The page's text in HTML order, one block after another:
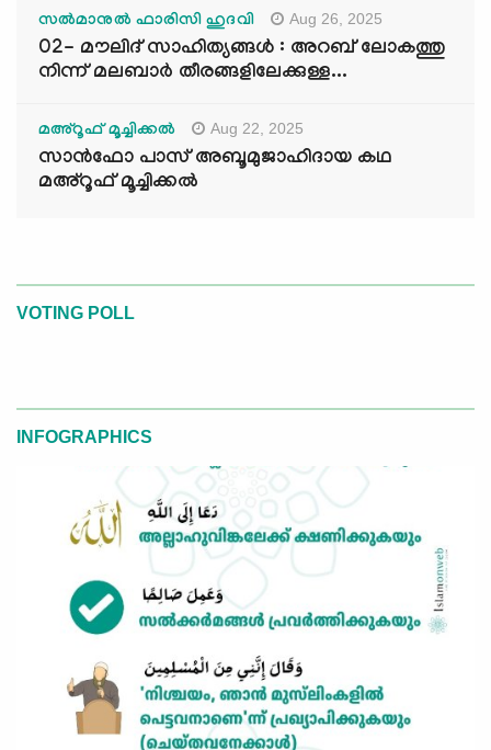
സൽമാനുൽ ഫാരിസി ഹുദവി Aug 26, 2025
02- മൗലിദ് സാഹിത്യങ്ങൾ : അറബ് ലോകത്തു
നിന്ന് മലബാർ തീരങ്ങളിലേക്കുള്ള...
മഅ്റൂഫ് മൂച്ചിക്കല്‍ Aug 22, 2025
സാൻഫോ പാസ് അബൂമുജാഹിദായ കഥ
മഅ്റൂഫ് മൂച്ചിക്കല്‍
VOTING POLL
INFOGRAPHICS